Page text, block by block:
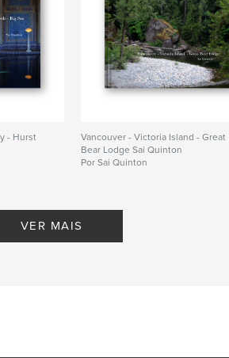
- Hurst
Vancouver - Victoria Island - Great
Bear Lodge Sai Quinton
Por Sai Quinton
VER MAIS